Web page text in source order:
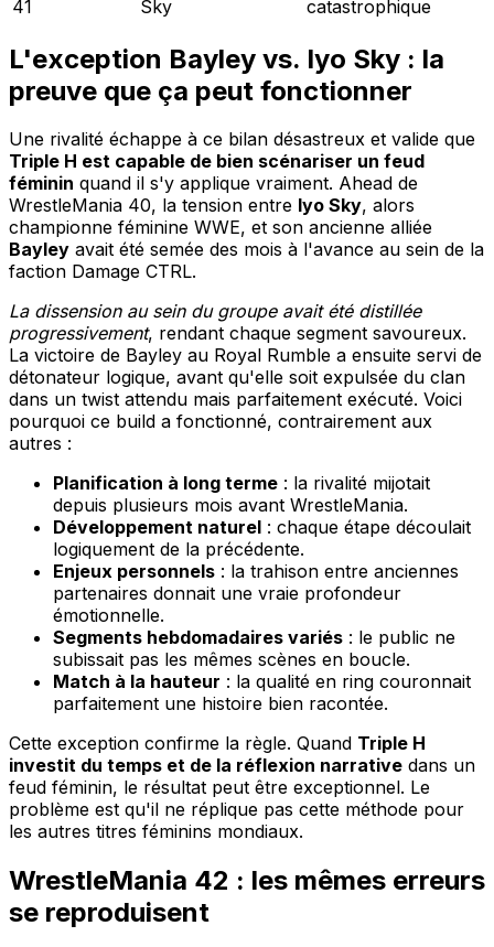
41 Sky catastrophique
L'exception Bayley vs. Iyo Sky : la
preuve que ça peut fonctionner
Une rivalité échappe à ce bilan désastreux et valide que
Triple H est capable de bien scénariser un feud
féminin quand il s'y applique vraiment. Ahead de
WrestleMania 40, la tension entre Iyo Sky, alors
championne féminine WWE, et son ancienne alliée
Bayley avait été semée des mois à l'avance au sein de la
faction Damage CTRL.
La dissension au sein du groupe avait été distillée
progressivement, rendant chaque segment savoureux.
La victoire de Bayley au Royal Rumble a ensuite servi de
détonateur logique, avant qu'elle soit expulsée du clan
dans un twist attendu mais parfaitement exécuté. Voici
pourquoi ce build a fonctionné, contrairement aux
autres :
Planification à long terme : la rivalité mijotait
depuis plusieurs mois avant WrestleMania.
Développement naturel : chaque étape découlait
logiquement de la précédente.
Enjeux personnels : la trahison entre anciennes
partenaires donnait une vraie profondeur
émotionnelle.
Segments hebdomadaires variés : le public ne
subissait pas les mêmes scènes en boucle.
Match à la hauteur : la qualité en ring couronnait
parfaitement une histoire bien racontée.
Cette exception confirme la règle. Quand Triple H
investit du temps et de la réflexion narrative dans un
feud féminin, le résultat peut être exceptionnel. Le
problème est qu'il ne réplique pas cette méthode pour
les autres titres féminins mondiaux.
WrestleMania 42 : les mêmes erreurs
se reproduisent